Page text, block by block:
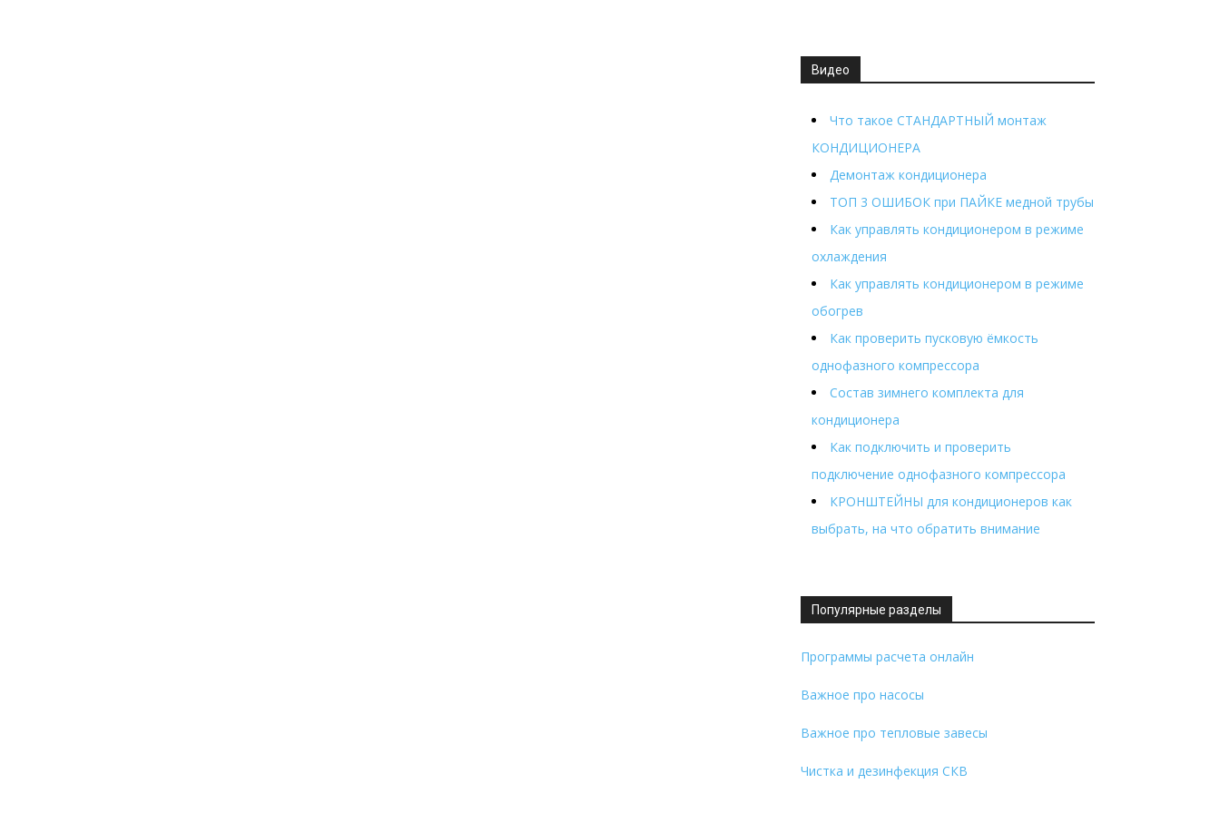
Видео
Что такое СТАНДАРТНЫЙ монтаж
КОНДИЦИОНЕРА
Демонтаж кондиционера
ТОП 3 ОШИБОК при ПАЙКЕ медной трубы
Как управлять кондиционером в режиме
охлаждения
Как управлять кондиционером в режиме
обогрев
Как проверить пусковую ёмкость
однофазного компрессора
Состав зимнего комплекта для
кондиционера
Как подключить и проверить
подключение однофазного компрессора
КРОНШТЕЙНЫ для кондиционеров как
выбрать, на что обратить внимание
Популярные разделы
Программы расчета онлайн
Важное про насосы
Важное про тепловые завесы
Чистка и дезинфекция СКВ